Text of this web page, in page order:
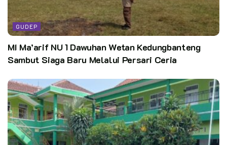
GUDEP
MI Ma’arif NU 1 Dawuhan Wetan Kedungbanteng
Sambut Siaga Baru Melalui Persari Ceria